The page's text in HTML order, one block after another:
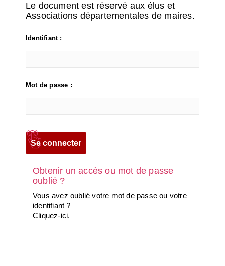
Le document est réservé aux élus et
Associations départementales de maires.
Identifiant :
Mot de passe :
Obtenir un accès ou mot de passe
oublié ?
Vous avez oublié votre mot de passe ou votre
identifiant ?
Cliquez-ici.